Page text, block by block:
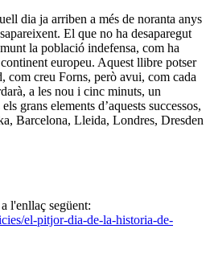
dia ja arriben a més de noranta anys
El que no ha desaparegut
la població indefensa, com ha
europeu. Aquest llibre potser
com creu Forns, però avui, com cada
a les nou i cinc minuts, un
grans elements d’aquests successos,
Barcelona, Lleida, Londres, Dresden
l'enllaç següent:
el-pitjor-dia-de-la-historia-de-